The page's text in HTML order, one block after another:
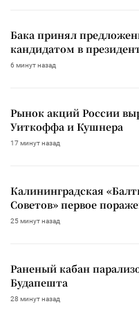
Бака принял
кандидатом в
6 минут назад
Рынок акций России
Уиткоффа и Кушнера
17 минут назад
Калининградская
Советов» первое
25 минут назад
Раненый кабан
Будапешта
28 минут назад